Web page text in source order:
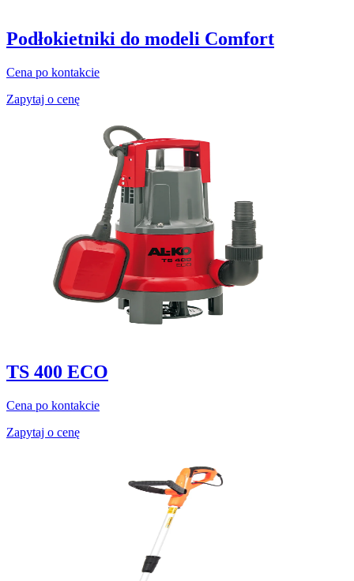
Podłokietniki do modeli Comfort
Cena po kontakcie
Zapytaj o cenę
TS 400 ECO
Cena po kontakcie
Zapytaj o cenę